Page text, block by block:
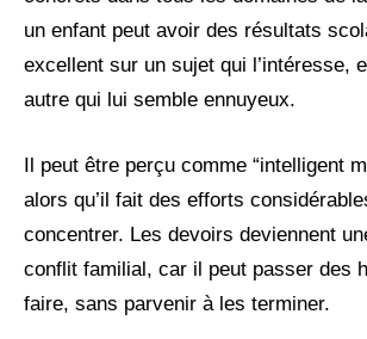
un enfant peut avoir des résultats
excellent sur un sujet qui l’intéresse,
autre qui lui semble ennuyeux.
Il peut être perçu comme “intelligent
alors qu’il fait des efforts
concentrer. Les devoirs deviennent
conflit familial, car il peut passer des
faire, sans parvenir à les terminer.